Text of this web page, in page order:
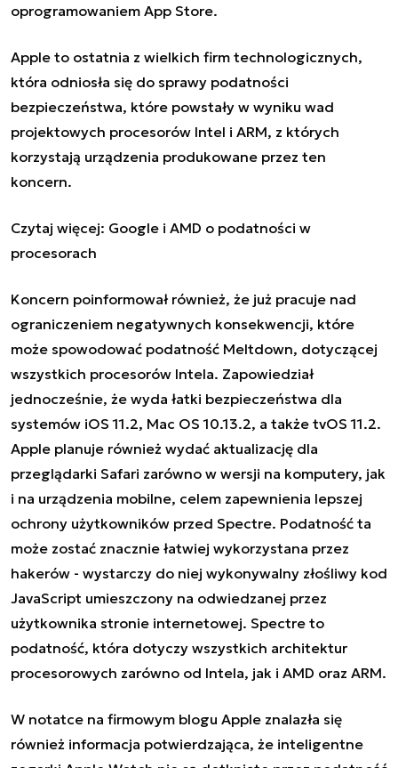
oprogramowaniem App Store.
Apple to ostatnia z wielkich firm technologicznych,
która odniosła się do sprawy podatności
bezpieczeństwa, które powstały w wyniku wad
projektowych procesorów Intel i ARM, z których
korzystają urządzenia produkowane przez ten
koncern.
Czytaj więcej: Google i AMD o podatności w
procesorach
Koncern poinformował również, że już pracuje nad
ograniczeniem negatywnych konsekwencji, które
może spowodować podatność Meltdown, dotyczącej
wszystkich procesorów Intela. Zapowiedział
jednocześnie, że wyda łatki bezpieczeństwa dla
systemów iOS 11.2, Mac OS 10.13.2, a także tvOS 11.2.
Apple planuje również wydać aktualizację dla
przeglądarki Safari zarówno w wersji na komputery, jak
i na urządzenia mobilne, celem zapewnienia lepszej
ochrony użytkowników przed Spectre. Podatność ta
może zostać znacznie łatwiej wykorzystana przez
hakerów - wystarczy do niej wykonywalny złośliwy kod
JavaScript umieszczony na odwiedzanej przez
użytkownika stronie internetowej. Spectre to
podatność, która dotyczy wszystkich architektur
procesorowych zarówno od Intela, jak i AMD oraz ARM.
W notatce na firmowym blogu Apple znalazła się
również informacja potwierdzająca, że inteligentne